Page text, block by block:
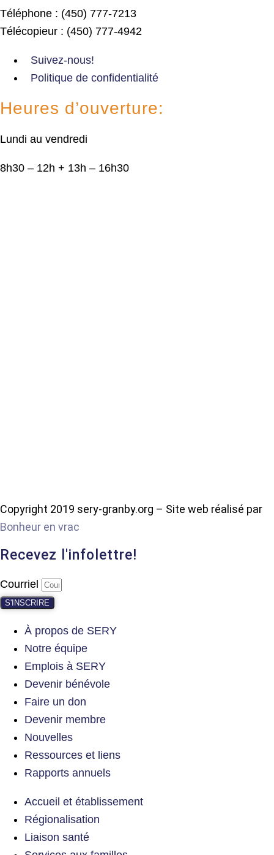
Téléphone : (450) 777-7213
Télécopieur : (450) 777-4942
Suivez-nous!
Politique de confidentialité
Heures d’ouverture:
Lundi au vendredi
8h30 – 12h + 13h – 16h30
Copyright 2019 sery-granby.org – Site web réalisé par
Bonheur en vrac
Recevez l'infolettre!
Courriel
S'INSCRIRE
À propos de SERY
Notre équipe
Emplois à SERY
Devenir bénévole
Faire un don
Devenir membre
Nouvelles
Ressources et liens
Rapports annuels
Accueil et établissement
Régionalisation
Liaison santé